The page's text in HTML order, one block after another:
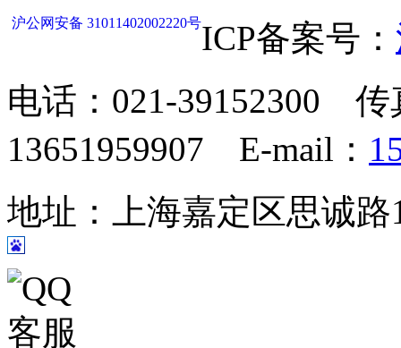
沪公网安备 31011402002220号ICP备案号：
电话：021-39152300
13651959907 E-mail：
地址：上海嘉定区思诚